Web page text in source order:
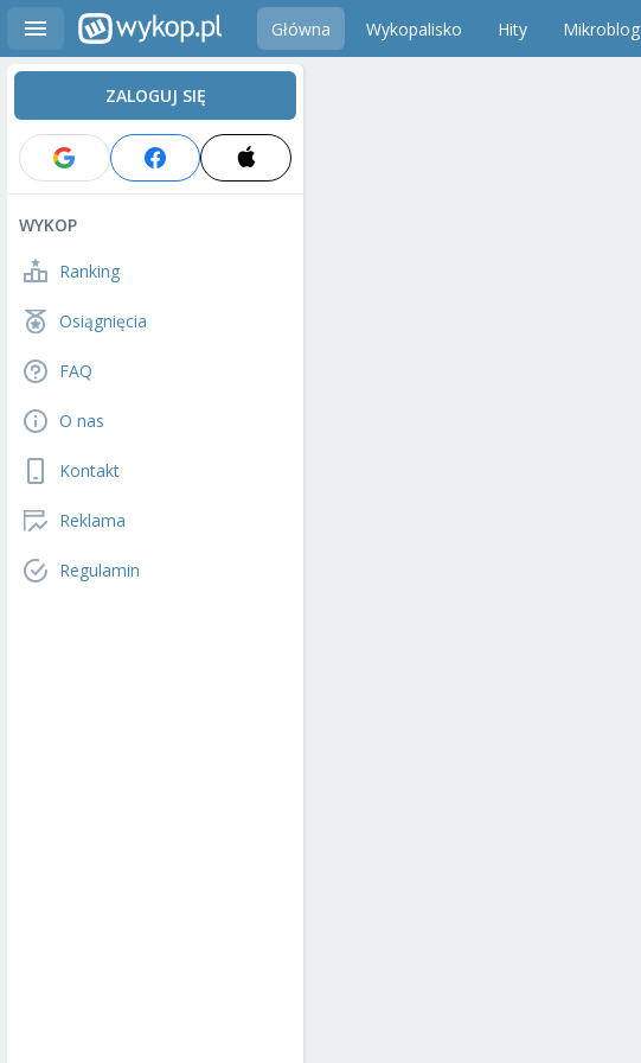
Główna Wykopalisko Hity Mikroblog
ZALOGUJ SIĘ
WYKOP
Ranking
Osiągnięcia
FAQ
O nas
Kontakt
Reklama
Regulamin